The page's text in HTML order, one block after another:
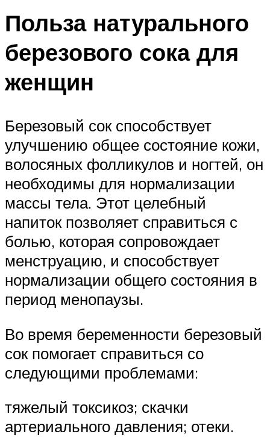
Польза натурального
березового сока для
женщин
Березовый сок способствует
улучшению общее состояние кожи,
волосяных фолликулов и ногтей, он
необходимы для нормализации
массы тела. Этот целебный
напиток позволяет справиться с
болью, которая сопровождает
менструацию, и способствует
нормализации общего состояния в
период менопаузы.
Во время беременности березовый
сок помогает справиться со
следующими проблемами:
тяжелый токсикоз; скачки
артериального давления; отеки.